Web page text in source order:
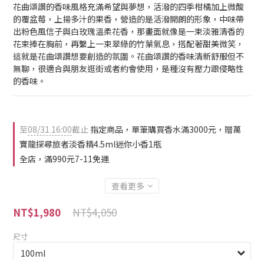
花曲頌讚的香味風格充滿希望與夢想，活潑的四季柑橘加上微酸
的覆盆莓，上揚多汁的果香，營造的是活潑開朗的形象，中味帶
出粉色風信子與白玫瑰溫柔花香，那畫面就像是一束淡雅清香的
花束捧在胸前，再繫上一束翠綠的竹葉氣息，搭配著甜美微笑，
這就是花曲頌讚想要創造的氛圍。花曲頌讚的香味清新舒服但不
無聊，很適合與朋友逛街或者約會使用，是種沒有壓力跟侵略性
的香味。
至08/31 16:00截止 指定商品，單筆購買香水滿3000元，贈萬
寶龍探尋旅者淡香精4.5ml迷你小香1瓶
全店，滿990元7-11免運
查看更多
NT$4,050
NT$1,980
尺寸